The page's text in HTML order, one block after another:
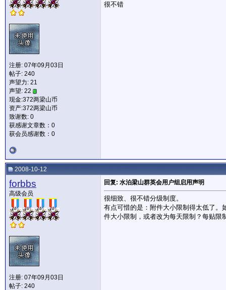
注册: 07年09月03日
帖子: 240
声望力: 21
声望: 22
现金:372两梁山币
资产:372两梁山币
致谢数: 0
获感谢文章数：0
获会员感谢数：0
很不错
2008-10-12
forbbs
高级会员
注册: 07年09月03日
帖子: 240
回复: 水泊梁山群英会用户组启用声明
很细致、很不错分级制度。
有点可惜的是：附件大小限制得太低了。
件大小限制，或者改为每天限制？每贴限